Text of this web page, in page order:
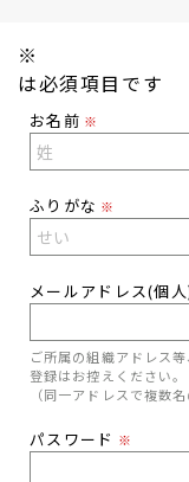
※
は必須項目です
お名前 ※
ふりがな ※
メールアドレス(個
ご所属の組織アドレス
登録はお控えください。
（同一アドレスで複数
パスワード ※